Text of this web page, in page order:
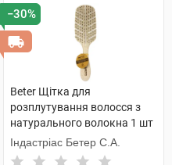
−30%
Beter Щітка для
розплутування волосся з
натурального волокна 1 шт
Індастріас Бетер С.А.